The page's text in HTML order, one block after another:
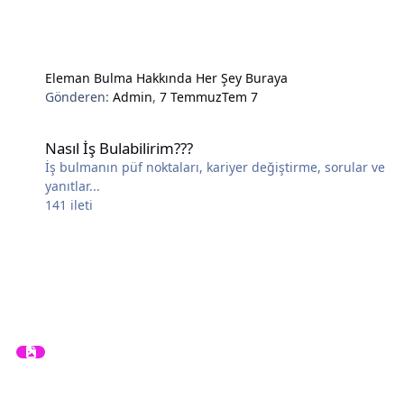
Eleman Bulma Hakkında Her Şey Buraya
Gönderen:Admin,7 TemmuzTem 7
Nasıl İş Bulabilirim???
İş bulmanın püf noktaları, kariyer değiştirme, sorular ve
yanıtlar...
141 ileti